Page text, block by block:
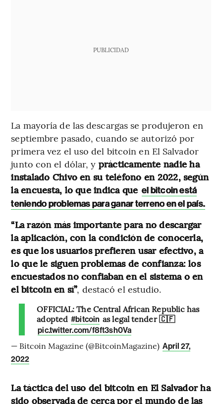
PUBLICIDAD
La mayoría de las descargas se produjeron en
septiembre pasado, cuando se autorizó por
primera vez el uso del bitcoin en El Salvador
junto con el dólar, y prácticamente nadie ha
instalado Chivo en su teléfono en 2022, según
la encuesta, lo que indica que el bitcoin está
teniendo problemas para ganar terreno en el país.
“La razón más importante para no descargar
la aplicación, con la condición de conocerla,
es que los usuarios prefieren usar efectivo, a
lo que le siguen problemas de confianza: los
encuestados no confiaban en el sistema o en
el bitcoin en sí”, destacó el estudio.
OFFICIAL: The Central African Republic has
adopted #bitcoin as legal tender 🇨🇫
pic.twitter.com/f8ft3sh0Va
— Bitcoin Magazine (@BitcoinMagazine) April 27,
2022
La táctica del uso del bitcoin en El Salvador ha
sido observada de cerca por el mundo de las